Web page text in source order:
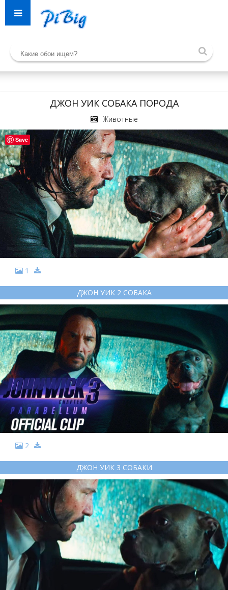
ДЖОН УИК СОБАКА ПОРОДА
Животные
1
ДЖОН УИК 2 СОБАКА
2
ДЖОН УИК 3 СОБАКИ
Save